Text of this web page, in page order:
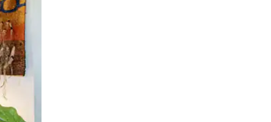
glisser.